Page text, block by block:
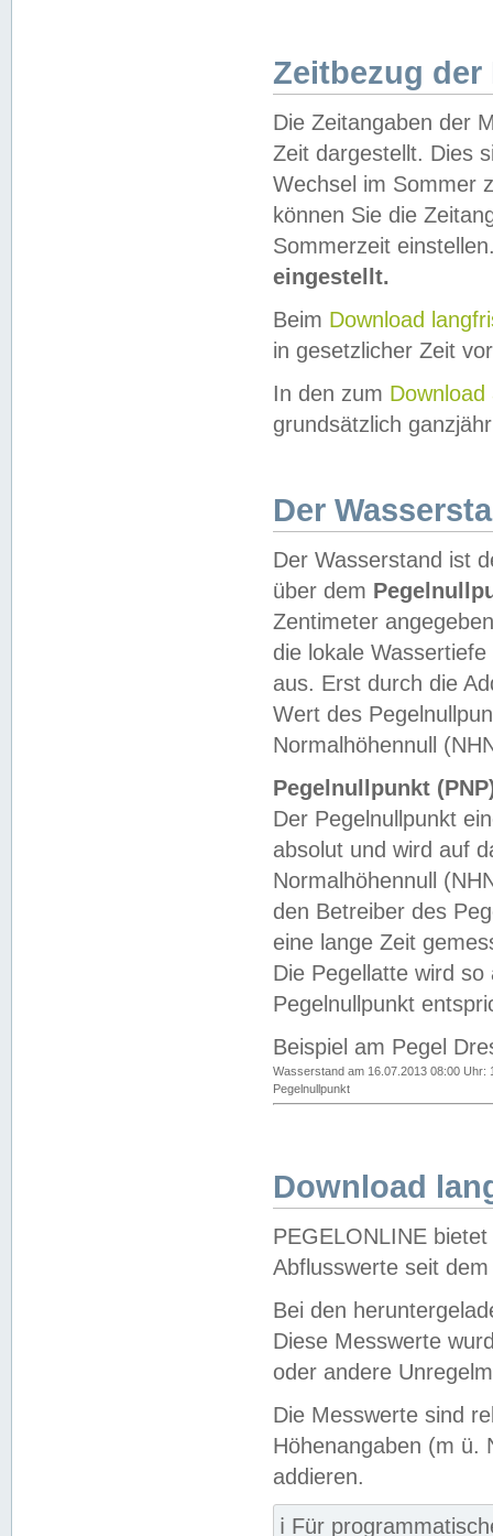
Zeitbezug der
Die Zeitangaben der
Zeit dargestellt. Dies
Wechsel im Sommer
können Sie die
Sommerzeit
eingestellt.
Beim Download
in gesetzlicher Zeit
In den zum Download
grundsätzlich
Der
Der Wasserstand ist
über dem
Zentimeter
die lokale
aus. Erst durch die
Wert des
Normalhöhennull
Pegelnullpunkt
Der Pegelnullpunkt
absolut und wird auf
Normalhöhennull
den Betreiber des
eine lange Zeit
Die Pegellatte wird
Pegelnullpunkt
Beispiel am Pegel
Wasserstand am 16.07.2013 08:00 Uhr:
Pegelnullpunkt
Download
PEGELONLINE
Abflusswerte seit
Bei den
Diese Messwerte
oder andere
Die Messwerte sind
Höhenangaben (m ü.
addieren.
ℹ️ Für